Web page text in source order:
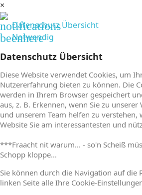
×
notifications
Datenschutz Übersicht
beenhere
Notwendig
Datenschutz Übersicht
Diese Website verwendet Cookies, um
Nutzererfahrung bieten zu können. Die
werden in Ihrem Browser gespeichert
aus, z. B. Erkennen, wenn Sie zu
und unserem Team helfen zu verstehen,
Website Sie am interessantesten und
***Fraacht nit warum... - so'n Scheiß
Schopp kloppe...
Sie können durch die Navigation auf die
linken Seite alle Ihre Cookie-